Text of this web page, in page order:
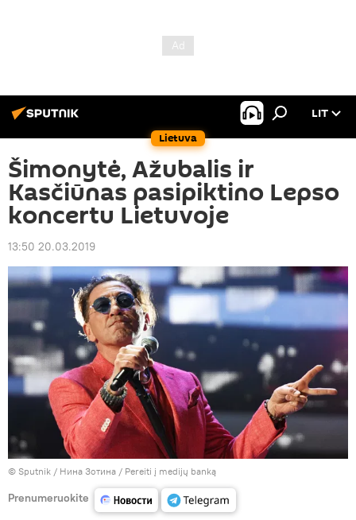
Lietuva
LIT
Šimonytė, Ažubalis ir
Kasčiūnas pasipiktino Lepso
koncertu Lietuvoje
13:50 20.03.2019
© Sputnik / Нина Зотина / Pereiti į medijų banką
Prenumeruokite